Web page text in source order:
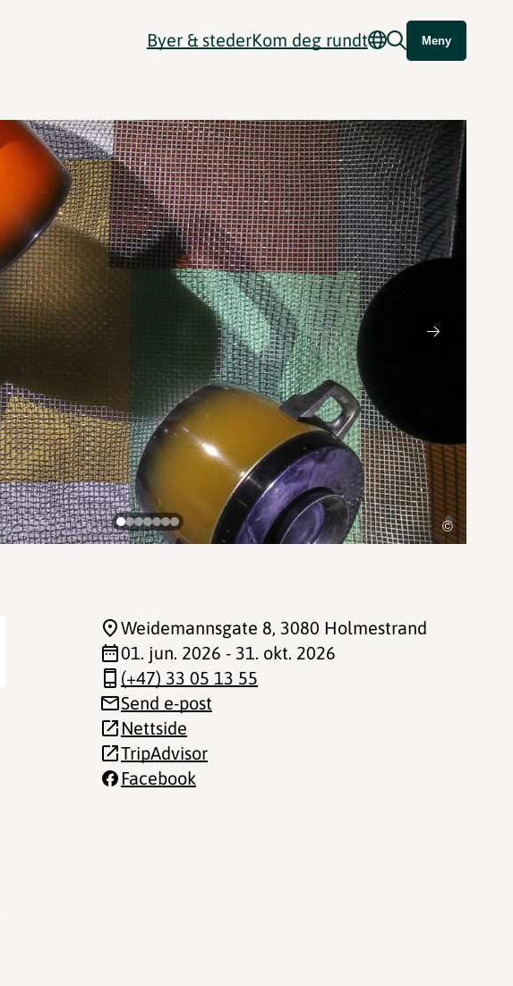
Byer & stederKom deg rundt Meny
©
Weidemannsgate 8, 3080 Holmestrand
01. jun. 2026 - 31. okt. 2026
(+47) 33 05 13 55
Send e-post
Nettside
TripAdvisor
Facebook